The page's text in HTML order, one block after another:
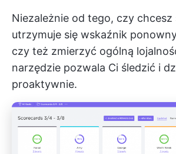
Niezależnie od tego, czy
utrzymuje się wskaźnik
czy też zmierzyć ogólną
narzędzie pozwala Ci śledzić i
proaktywnie.